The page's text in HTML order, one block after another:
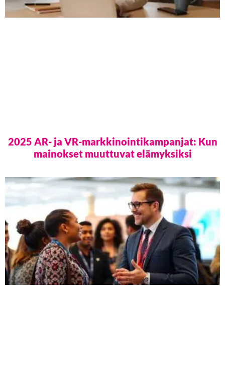
2025 AR- ja VR-markkinointikampanjat: Kun
mainokset muuttuvat elämyksiksi